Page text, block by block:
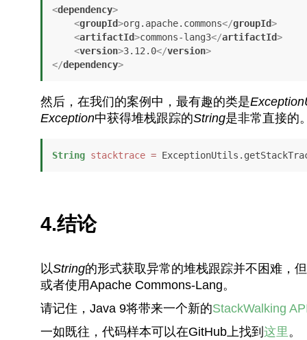
<dependency>
<groupId>org.apache.commons</groupId>
<artifactId>commons-lang3</artifactId>
<version>3.12.0</version>
</dependency>
然后，在我们的案例中，最有趣的类是
Exception中获得堆栈跟踪的String是非常直接的
String stacktrace =
4.结论
以String的形式获取异常的堆栈跟踪并不困难，
或者使用Apache Commons-Lang。
请记住，Java 9将带来一个新的StackWalking
一如既往，代码样本可以在GitHub上找到 这里。